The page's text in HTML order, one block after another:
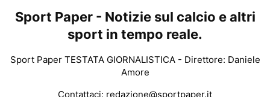
Sport Paper - Notizie sul calcio e altri
sport in tempo reale.
Sport Paper TESTATA GIORNALISTICA - Direttore: Daniele
Amore
Contattaci: redazione@sportpaper.it